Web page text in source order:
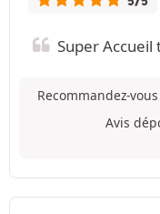
Super
Recommandez-
Avis